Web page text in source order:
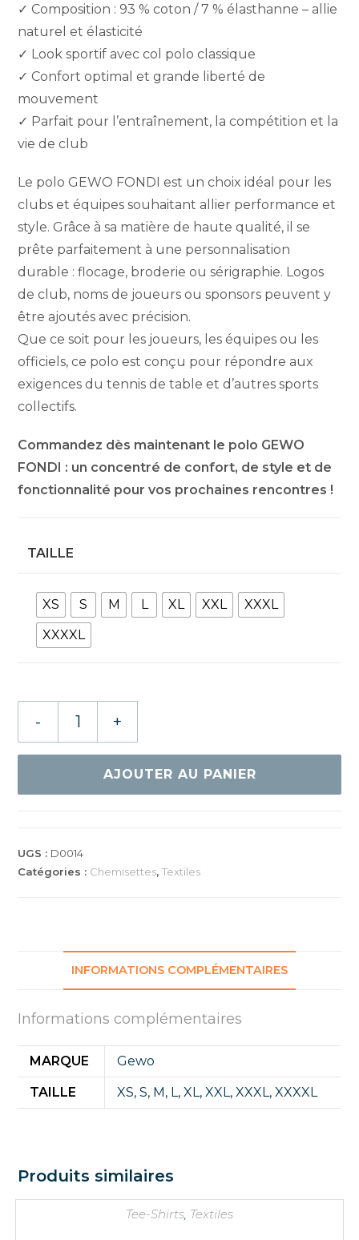
✓ Composition : 93 % coton / 7 % élasthanne – allie
naturel et élasticité
✓ Look sportif avec col polo classique
✓ Confort optimal et grande liberté de
mouvement
✓ Parfait pour l’entraînement, la compétition et la
vie de club
Le polo GEWO FONDI est un choix idéal pour les
clubs et équipes souhaitant allier performance et
style. Grâce à sa matière de haute qualité, il se
prête parfaitement à une personnalisation
durable : flocage, broderie ou sérigraphie. Logos
de club, noms de joueurs ou sponsors peuvent y
être ajoutés avec précision.
Que ce soit pour les joueurs, les équipes ou les
officiels, ce polo est conçu pour répondre aux
exigences du tennis de table et d’autres sports
collectifs.
Commandez dès maintenant le polo GEWO
FONDI : un concentré de confort, de style et de
fonctionnalité pour vos prochaines rencontres !
TAILLE
XS S M L XL XXL
XXXL
XXXXL
ROYAL/NOIR
- +
AJOUTER AU PANIER
UGS : D0014
Catégories : Chemisettes,Textiles
INFORMATIONS COMPLÉMENTAIRES
Informations complémentaires
MARQUE Gewo
TAILLE XS,S, M, L,XL,XXL,XXXL,XXXXL
Produits similaires
Tee-Shirts, Textiles